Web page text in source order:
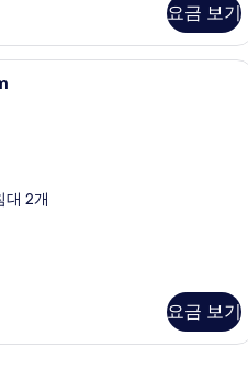
요금 보기
, 책상Standard Family Room | 이집트
대 2개
요금 보기